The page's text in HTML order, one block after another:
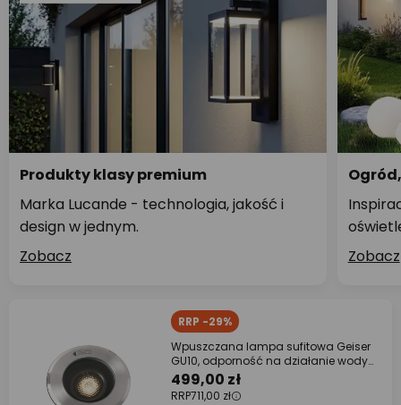
Produkty klasy premium
Marka Lucande - technologia, jakość i
design w jednym.
Zobacz
Zobacz
RRP -29%
Wpuszczana lampa sufitowa Geiser
GU10, odporność na działanie wody
morskiej
499,00 zł
RRP711,00 zł